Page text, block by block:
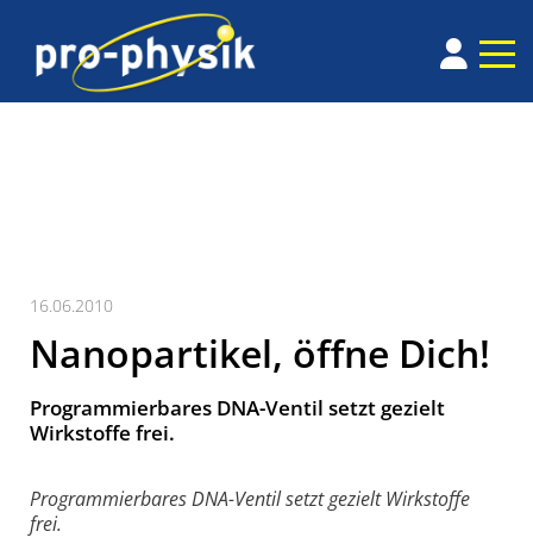
16.06.2010
Nanopartikel, öffne Dich!
Programmierbares DNA-Ventil setzt gezielt
Wirkstoffe frei.
Programmierbares DNA-Ventil setzt gezielt Wirkstoffe
frei.